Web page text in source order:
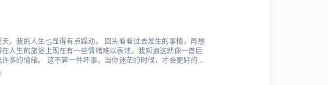
，我的人生也显得有点躁动。 回头看看过去发生的事情，再想
人生的旅途上现在有一些情绪难以表述，我知道这就像一首后
多的情绪。 这不算一件坏事，当你迷茫的时候，才会更好的找
多的思考去填满它才有意义。 突然想到了几年前做过的一个